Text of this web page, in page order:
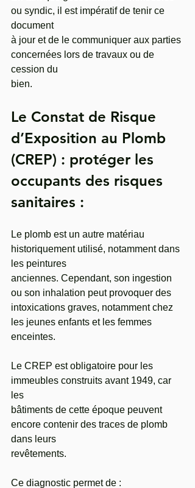
ou syndic, il est impératif de tenir ce
document
à jour et de le communiquer aux parties
concernées lors de travaux ou de
cession du
bien.
Le Constat de Risque
d’Exposition au Plomb
(CREP) : protéger les
occupants des risques
sanitaires :
Le plomb est un autre matériau
historiquement utilisé, notamment dans
les peintures
anciennes. Cependant, son ingestion
ou son inhalation peut provoquer des
intoxications graves, notamment chez
les jeunes enfants et les femmes
enceintes.
Le CREP est obligatoire pour les
immeubles construits avant 1949, car
les
bâtiments de cette époque peuvent
encore contenir des traces de plomb
dans leurs
revêtements.
Ce diagnostic permet de :